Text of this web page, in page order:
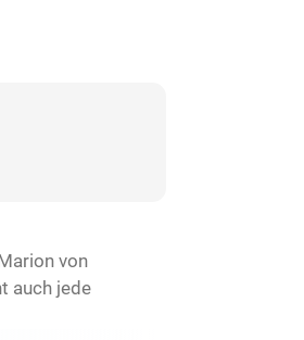
von
auch jede